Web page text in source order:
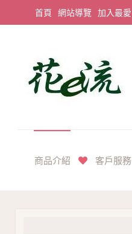
首頁 網站導覽 加入最愛
商品介紹 客戶服務